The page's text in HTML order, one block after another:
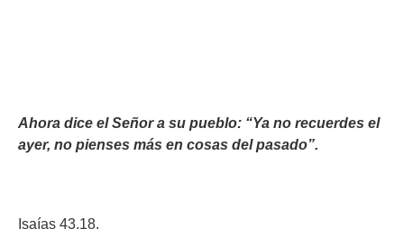
Ahora dice el Señor a su pueblo: “Ya no recuerdes el
ayer, no pienses más en cosas del pasado”.
Isaías 43,18.